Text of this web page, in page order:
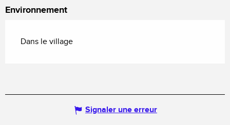
Environnement
Dans le village
Signaler une erreur